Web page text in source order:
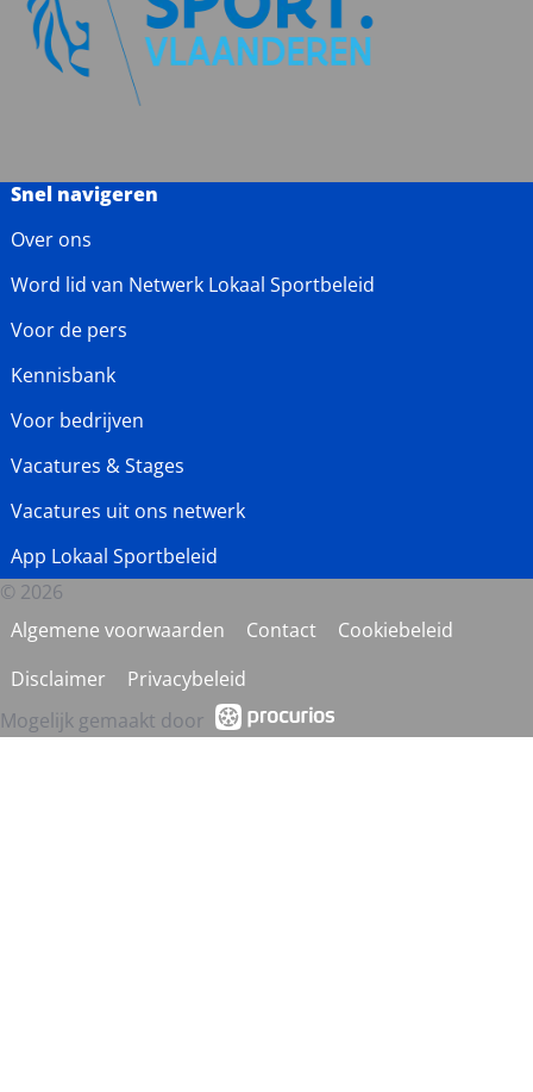
Snel navigeren
Over ons
Word lid van Netwerk Lokaal Sportbeleid
Voor de pers
Kennisbank
Voor bedrijven
Vacatures & Stages
Vacatures uit ons netwerk
App Lokaal Sportbeleid
© 2026
Algemene voorwaarden
Contact
Cookiebeleid
Disclaimer
Privacybeleid
Mogelijk gemaakt door